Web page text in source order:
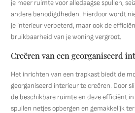
je meer ruimte voor alledaagse spullen,
andere benodigdheden. Hierdoor wordt
je interieur verbeterd, maar ook de
bruikbaarheid van je woning vergroot.
Creëren van een georganiseerd
Het inrichten van een trapkast biedt de
georganiseerd interieur te creëren. Door
de beschikbare ruimte en deze efficiënt
spullen netjes opbergen en gemakkelijk